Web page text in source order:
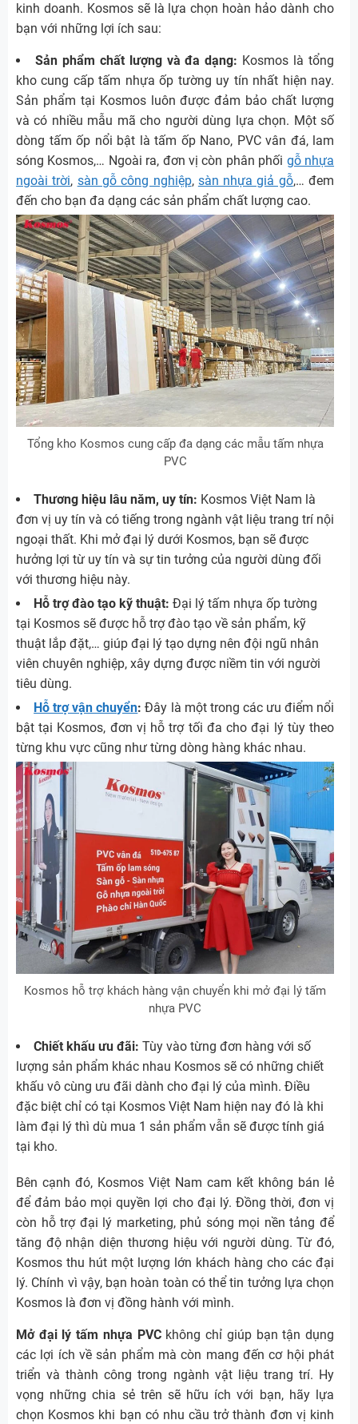
kinh doanh. Kosmos sẽ là lựa chọn hoàn hảo dành cho
bạn với những lợi ích sau:
Sản phẩm chất lượng và đa dạng: Kosmos là tổng
kho cung cấp tấm nhựa ốp tường uy tín nhất hiện nay.
Sản phẩm tại Kosmos luôn được đảm bảo chất lượng
và có nhiều mẫu mã cho người dùng lựa chọn. Một số
dòng tấm ốp nổi bật là tấm ốp Nano, PVC vân đá, lam
sóng Kosmos,… Ngoài ra, đơn vị còn phân phối gỗ nhựa
ngoài trời, sàn gỗ công nghiệp, sàn nhựa giả gỗ,… đem
đến cho bạn đa dạng các sản phẩm chất lượng cao.
Tổng kho Kosmos cung cấp đa dạng các mẫu tấm nhựa
PVC
Thương hiệu lâu năm, uy tín: Kosmos Việt Nam là
đơn vị uy tín và có tiếng trong ngành vật liệu trang trí nội
ngoại thất. Khi mở đại lý dưới Kosmos, bạn sẽ được
hưởng lợi từ uy tín và sự tin tưởng của người dùng đối
với thương hiệu này.
Hỗ trợ đào tạo kỹ thuật: Đại lý tấm nhựa ốp tường
tại Kosmos sẽ được hỗ trợ đào tạo về sản phẩm, kỹ
thuật lắp đặt,… giúp đại lý tạo dựng nên đội ngũ nhân
viên chuyên nghiệp, xây dựng được niềm tin với người
tiêu dùng.
Hỗ trợ vận chuyển: Đây là một trong các ưu điểm nổi
bật tại Kosmos, đơn vị hỗ trợ tối đa cho đại lý tùy theo
từng khu vực cũng như từng dòng hàng khác nhau.
Kosmos hỗ trợ khách hàng vận chuyển khi mở đại lý tấm
nhựa PVC
Chiết khấu ưu đãi: Tùy vào từng đơn hàng với số
lượng sản phẩm khác nhau Kosmos sẽ có những chiết
khấu vô cùng ưu đãi dành cho đại lý của mình. Điều
đặc biệt chỉ có tại Kosmos Việt Nam hiện nay đó là khi
làm đại lý thì dù mua 1 sản phẩm vẫn sẽ được tính giá
tại kho.
Bên cạnh đó, Kosmos Việt Nam cam kết không bán lẻ
để đảm bảo mọi quyền lợi cho đại lý. Đồng thời, đơn vị
còn hỗ trợ đại lý marketing, phủ sóng mọi nền tảng để
tăng độ nhận diện thương hiệu với người dùng. Từ đó,
Kosmos thu hút một lượng lớn khách hàng cho các đại
lý. Chính vì vậy, bạn hoàn toàn có thể tin tưởng lựa chọn
Kosmos là đơn vị đồng hành với mình.
Mở đại lý tấm nhựa PVCkhông chỉ giúp bạn tận dụng
các lợi ích về sản phẩm mà còn mang đến cơ hội phát
triển và thành công trong ngành vật liệu trang trí. Hy
vọng những chia sẻ trên sẽ hữu ích với bạn, hãy lựa
chọn Kosmos khi bạn có nhu cầu trở thành đơn vị kinh